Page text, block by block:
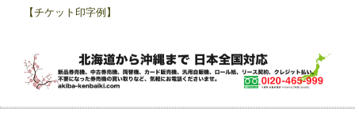
【チケット印字例】